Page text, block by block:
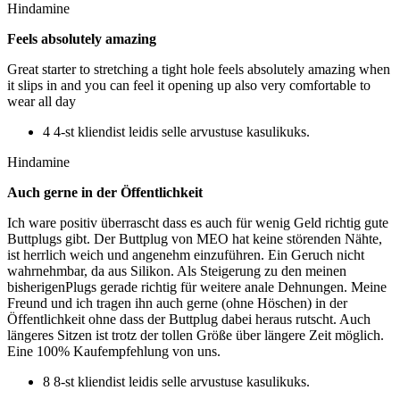
Hindamine
Feels absolutely amazing
Great starter to stretching a tight hole feels absolutely amazing when
it slips in and you can feel it opening up also very comfortable to
wear all day
4 4-st kliendist leidis selle arvustuse kasulikuks.
Hindamine
Auch gerne in der Öffentlichkeit
Ich ware positiv überrascht dass es auch für wenig Geld richtig gute
Buttplugs gibt. Der Buttplug von MEO hat keine störenden Nähte,
ist herrlich weich und angenehm einzuführen. Ein Geruch nicht
wahrnehmbar, da aus Silikon. Als Steigerung zu den meinen
bisherigenPlugs gerade richtig für weitere anale Dehnungen. Meine
Freund und ich tragen ihn auch gerne (ohne Höschen) in der
Öffentlichkeit ohne dass der Buttplug dabei heraus rutscht. Auch
längeres Sitzen ist trotz der tollen Größe über längere Zeit möglich.
Eine 100% Kaufempfehlung von uns.
8 8-st kliendist leidis selle arvustuse kasulikuks.